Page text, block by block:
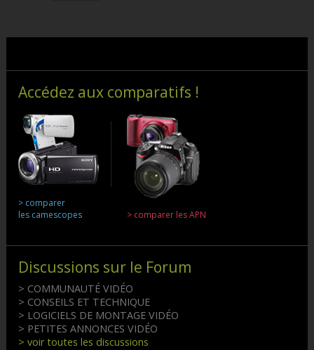
Accédez aux comparatifs !
> comparer
les camescopes
> comparer les APN
Discussions sur le Forum
> COMMUNAUTÉ VIDÉO
> CONSEILS ET TECHNIQUE
> LOGICIELS DE MONTAGE VIDÉO
> PETITES ANNONCES VIDÉO
> voir toutes les discussions